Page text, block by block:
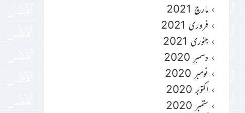
مارچ 2021
فروری 2021
جنوری 2021
دسمبر 2020
نومبر 2020
اکتوبر 2020
ستمبر 2020